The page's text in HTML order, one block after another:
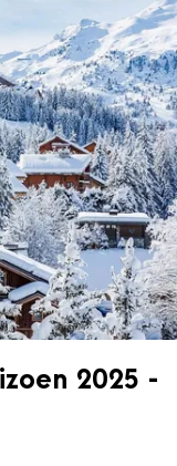
2025 -